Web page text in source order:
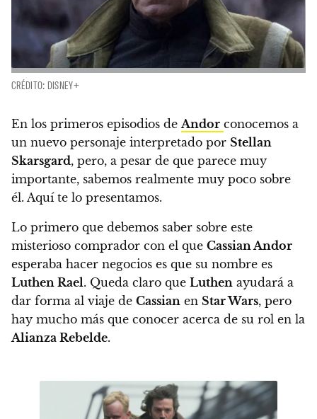
CRÉDITO: DISNEY+
En los primeros episodios de Andor conocemos a
un nuevo personaje interpretado por Stellan
Skarsgard, pero, a pesar de que parece muy
importante, sabemos realmente muy poco sobre
él. Aquí te lo presentamos.
Lo primero que debemos saber sobre este
misterioso comprador con el que Cassian Andor
esperaba hacer negocios es que su nombre es
Luthen Rael. Queda claro que Luthen ayudará a
dar forma al viaje de Cassian en Star Wars, pero
hay mucho más que conocer acerca de su rol en la
Alianza Rebelde.